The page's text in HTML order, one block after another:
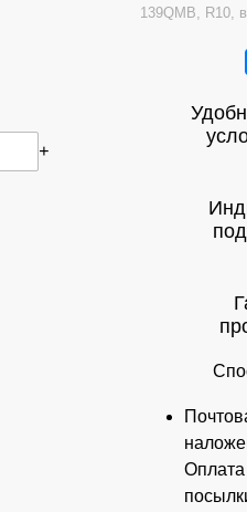
139QMB, R10,
Оплата
+